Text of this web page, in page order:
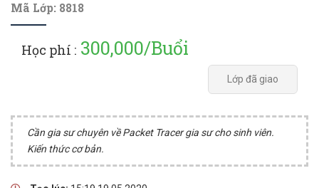
Mã Lớp: 8818
Học phí : 300,000/Buổi
Lớp đã giao
Cần gia sư chuyên về Packet Tracer gia sư cho sinh viên.
Kiến thức cơ bản.